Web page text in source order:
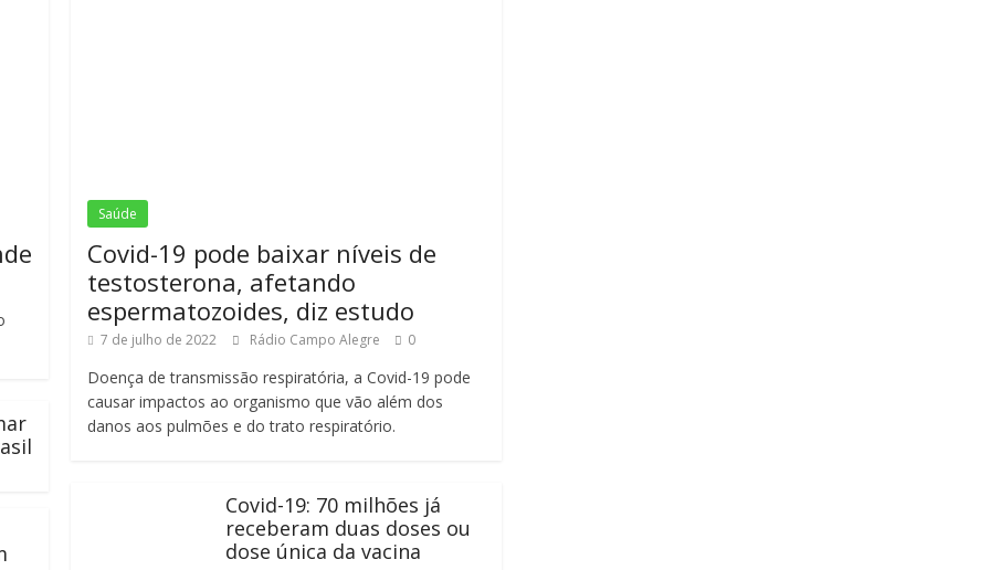
Saúde
Covid-19 pode baixar níveis de
testosterona, afetando
espermatozoides, diz estudo
7 de julho de 2022 Rádio Campo Alegre 0
Doença de transmissão respiratória, a Covid-19 pode
causar impactos ao organismo que vão além dos
danos aos pulmões e do trato respiratório.
Covid-19: 70 milhões já
receberam duas doses ou
dose única da vacina